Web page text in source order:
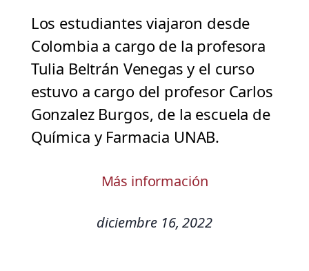
Los estudiantes viajaron desde
Colombia a cargo de la profesora
Tulia Beltrán Venegas y el curso
estuvo a cargo del profesor Carlos
Gonzalez Burgos, de la escuela de
Química y Farmacia UNAB.
Más información
diciembre 16, 2022